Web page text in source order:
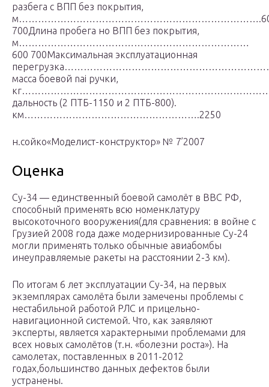
разбега с ВПП без покрытия,
700Длина пробега но ВПП без покрытия,
м………………………………………………………………
600 700Максимальная эксплуатационная
масса боевой nai ручки,
дальность (2 ПТБ-1150 и 2 ПТБ-800).
км……………………………………………….2250
н.сойко«Моделист-конструктор» № 7’2007
Оценка
Су-34 — единственный боевой самолёт в ВВС РФ,
способный применять всю номенклатуру
высокоточного вооружения(для сравнения: в войне с
Грузией 2008 года даже модернизированные Су-24
могли применять только обычные авиабомбы
инеуправляемые ракеты на расстоянии 2-3 км).
По итогам 6 лет эксплуатации Су-34, на первых
экземплярах самолёта были замечены проблемы с
нестабильной работой РЛС и прицельно-
навигационной системой. Что, как заявляют
эксперты, является характерными проблемами для
всех новых самолётов (т.н. «болезни роста»). На
самолетах, поставленных в 2011-2012
годах,большинство данных дефектов были
устранены.